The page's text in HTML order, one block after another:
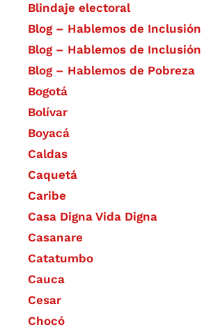
Blindaje electoral
Blog – Hablemos de
Blog – Hablemos de
Blog – Hablemos de Pobreza
Bogotá
Bolívar
Boyacá
Caldas
Caquetá
Caribe
Casa Digna Vida Digna
Casanare
Catatumbo
Cauca
Cesar
Chocó